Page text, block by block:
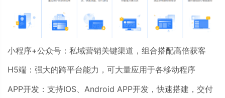
小程序+公众号：私域营销关键渠道，组合搭配高倍获客
H5端：强大的跨平台能力，可大量应用于各移动程序
APP开发：支持IOS Android APP开发，快速搭建，交付